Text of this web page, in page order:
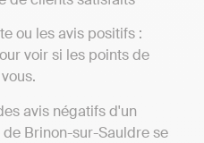
ou les avis positifs :
voir si les points de
avis négatifs d'un
Brinon-sur-Sauldre se